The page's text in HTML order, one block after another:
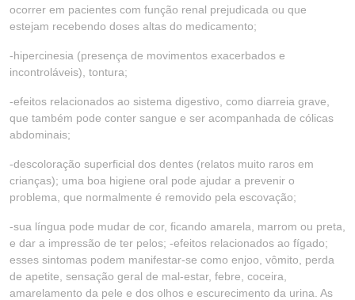
ocorrer em pacientes com função renal prejudicada ou que
estejam recebendo doses altas do medicamento;
-hipercinesia (presença de movimentos exacerbados e
incontroláveis), tontura;
-efeitos relacionados ao sistema digestivo, como diarreia grave,
que também pode conter sangue e ser acompanhada de cólicas
abdominais;
-descoloração superficial dos dentes (relatos muito raros em
crianças); uma boa higiene oral pode ajudar a prevenir o
problema, que normalmente é removido pela escovação;
-sua língua pode mudar de cor, ficando amarela, marrom ou preta,
e dar a impressão de ter pelos; -efeitos relacionados ao fígado;
esses sintomas podem manifestar-se como enjoo, vômito, perda
de apetite, sensação geral de mal-estar, febre, coceira,
amarelamento da pele e dos olhos e escurecimento da urina. As